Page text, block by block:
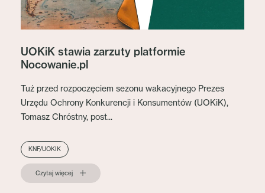
UOKiK stawia zarzuty platformie
Nocowanie.pl
Tuż przed rozpoczęciem sezonu wakacyjnego Prezes
Urzędu Ochrony Konkurencji i Konsumentów (UOKiK),
Tomasz Chróstny, post...
KNF/UOKIK
Czytaj więcej